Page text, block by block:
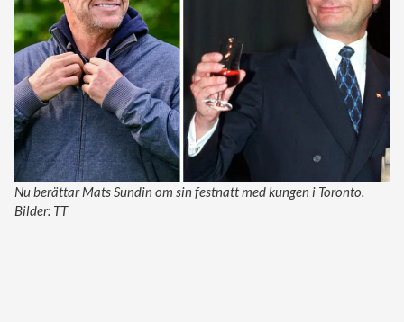
Nu berättar Mats Sundin om sin festnatt med kungen i Toronto.
Bilder: TT